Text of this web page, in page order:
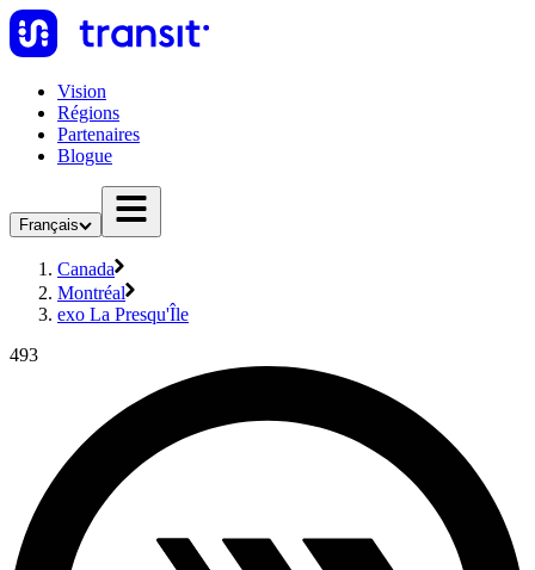
Vision
Régions
Partenaires
Blogue
Français
Canada
Montréal
exo La Presqu'Île
493